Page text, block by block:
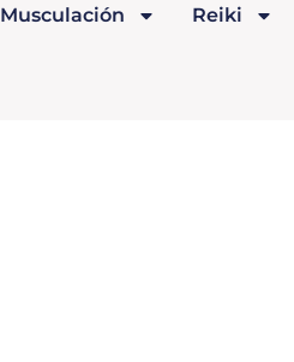
Musculación Reiki